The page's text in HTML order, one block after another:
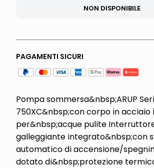
NON DISPONIBILE
PAGAMENTI SICURI
Pompa sommersa&nbsp;ARUP
750XC&nbsp;con corpo in acciaio
per&nbsp;acque pulite
galleggiante integrato&nbsp;con
automatico di accensione/
dotato di&nbsp;protezione